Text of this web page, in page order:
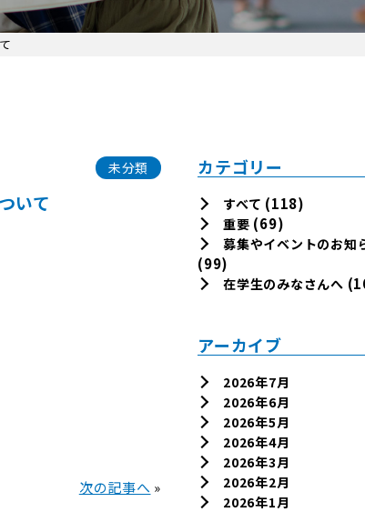
未分類
いて
次の記事へ »
カテゴリー
すべて (118)
重要 (69)
募集やイベントのお知
(99)
在学生のみなさんへ
アーカイブ
2026年7月
2026年6月
2026年5月
2026年4月
2026年3月
2026年2月
2026年1月